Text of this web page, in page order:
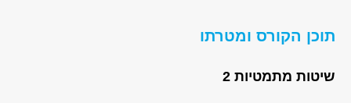
תוכן הקורס ומטרתו
שיטות מתמטיות 2